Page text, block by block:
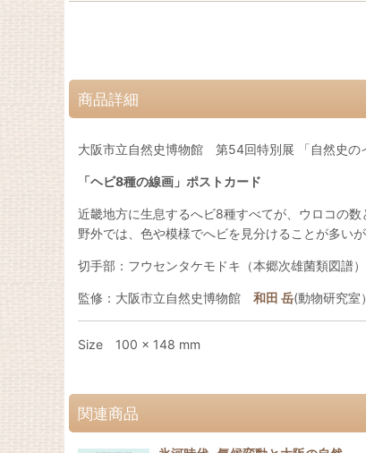
商品詳細
大阪市立自然史博物館 第54回特別展 「自然史の
「ヘビ8種の線画」ポストカード
近畿地方に生息するへビ8種すべてが、ウロコの数
野外では、色や模様でへビを見分けることが多い
切手部：フウセンタケモドキ（本郷次雄菌類図譜）
監修：大阪市立自然史博物館 和田 岳(動物研究室）
Size 100 × 148 mm
関連商品